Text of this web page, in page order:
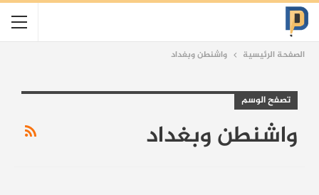
الصفحة الرئيسية واشنطن وبغداد
تصفح الوسم
واشنطن وبغداد